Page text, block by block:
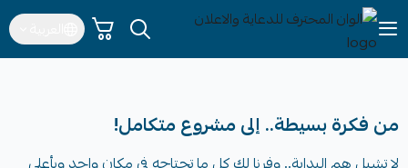
الوان المحترف للدعاية والاعلان
من فكرة بسيطة.. إلى مشروع متكامل!